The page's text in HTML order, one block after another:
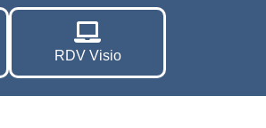
RDV Visio